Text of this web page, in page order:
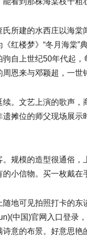
所建的水西庄以海
红楼梦》“冬月海棠
自上世纪50年代起
恩来与邓颖超，一
。文艺上演的歌声
摊位的师父现场展
规模的造型很通俗
小信物。买一枚戴在
地可见拍照打卡的
中国)官网入口登
意的布景。好意思艳